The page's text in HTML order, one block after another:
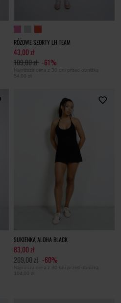
RÓŻOWE SZORTY LH TEAM
43,00 zł
109,00 zł -61%
Najniższa cena z 30 dni przed obniżką
54,00 zł
SUKIENKA ALOHA BLACK
83,00 zł
209,00 zł -60%
Najniższa cena z 30 dni przed obniżką
104,00 zł